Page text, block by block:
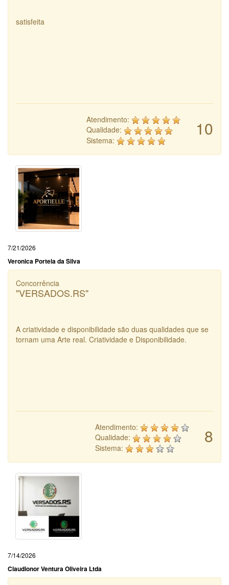
satisfeita
10
Atendimento:
Qualidade:
Sistema:
7/21/2026
Veronica Portela da Silva
Concorrência
"VERSADOS.RS"
A criatividade e disponibilidade são duas qualidades que se
tornam uma Arte real. Criatividade e Disponibilidade.
8
Atendimento:
Qualidade:
Sistema:
7/14/2026
Claudionor Ventura Oliveira Ltda